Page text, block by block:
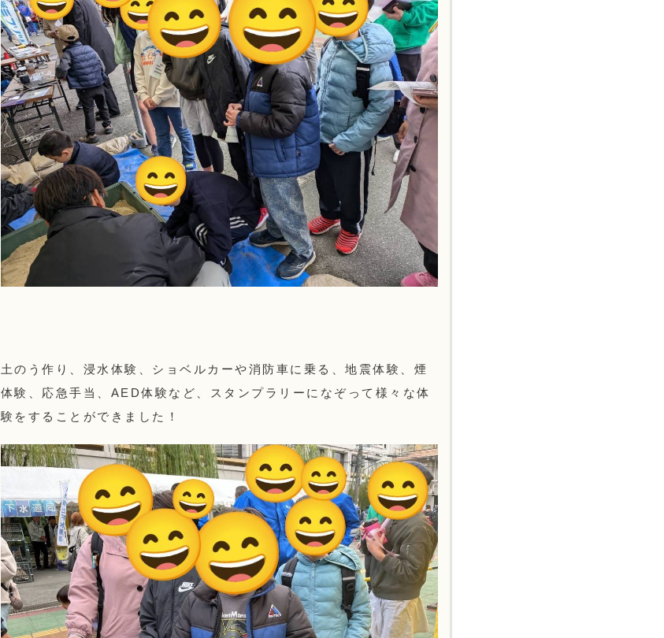
土のう作り、浸水体験、ショベルカーや消防車に乗る、地震体験、煙
体験、応急手当、AED体験など、スタンプラリーになぞって様々な体
験をすることができました！